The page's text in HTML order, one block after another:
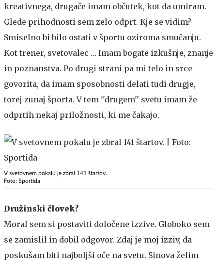
kreativnega, drugače imam občutek, kot da umiram.
Glede prihodnosti sem zelo odprt. Kje se vidim?
Smiselno bi bilo ostati v športu oziroma smučanju.
Kot trener, svetovalec … Imam bogate izkušnje, znanje
in poznanstva. Po drugi strani pa mi telo in srce
govorita, da imam sposobnosti delati tudi drugje,
torej zunaj športa. V tem ''drugem'' svetu imam že
odprtih nekaj priložnosti, ki me čakajo.
V svetovnem pokalu je zbral 141 štartov.
Foto: Sportida
Družinski človek?
Moral sem si postaviti določene izzive. Globoko sem
se zamislil in dobil odgovor. Zdaj je moj izziv, da
poskušam biti najboljši oče na svetu. Sinova želim